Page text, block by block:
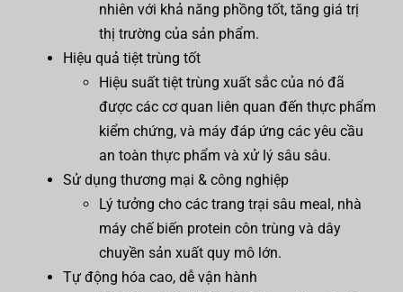
nhiên với khả năng phồng tốt, tăng giá trị
thị trường của sản phẩm.
Hiệu quả tiệt trùng tốt
Hiệu suất tiệt trùng xuất sắc của nó đã
được các cơ quan liên quan đến thực phẩm
kiểm chứng, và máy đáp ứng các yêu cầu
an toàn thực phẩm và xử lý sâu sâu.
Sử dụng thương mại & công nghiệp
Lý tưởng cho các trang trại sâu meal, nhà
máy chế biến protein côn trùng và dây
chuyền sản xuất quy mô lớn.
Tự động hóa cao, dễ vận hành